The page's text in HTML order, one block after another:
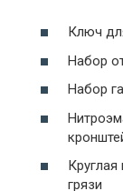
Ключ
Набор
Набор
грязи